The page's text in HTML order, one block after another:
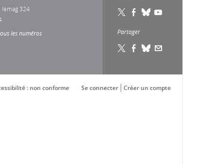
lemag 324
les numéros
Partager
Créer un compte
Se connecter
: non conforme